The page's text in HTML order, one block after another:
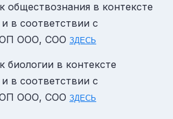
обществознания в контексте
в соответствии с
ООО, СОО ЗДЕСЬ
в контексте
в соответствии с
ООО, СОО ЗДЕСЬ